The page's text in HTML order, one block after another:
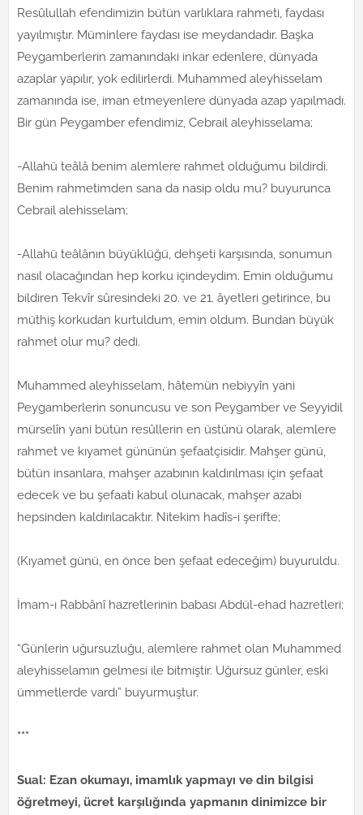
Resûlullah efendimizin bütün varlıklara rahmeti, faydası
yayılmıştır. Müminlere faydası ise meydandadır. Başka
Peygamberlerin zamanındaki inkar edenlere, dünyada
azaplar yapılır, yok edilirlerdi. Muhammed aleyhisselam
zamanında ise, iman etmeyenlere dünyada azap yapılmadı.
Bir gün Peygamber efendimiz, Cebrail aleyhisselama;
-Allahü teâlâ benim alemlere rahmet olduğumu bildirdi.
Benim rahmetimden sana da nasip oldu mu? buyurunca
Cebrail alehisselam;
-Allahü teâlânın büyüklüğü, dehşeti karşısında, sonumun
nasıl olacağından hep korku içindeydim. Emin olduğumu
bildiren Tekvîr sûresindeki 20. ve 21. âyetleri getirince, bu
müthiş korkudan kurtuldum, emin oldum. Bundan büyük
rahmet olur mu? dedi.
Muhammed aleyhisselam, hâtemün nebiyyîn yani
Peygamberlerin sonuncusu ve son Peygamber ve Seyyidil
mürselîn yani bütün resûllerin en üstünü olarak, alemlere
rahmet ve kıyamet gününün şefaatçisidir. Mahşer günü,
bütün insanlara, mahşer azabının kaldırılması için şefaat
edecek ve bu şefaati kabul olunacak, mahşer azabı
hepsinden kaldırılacaktır. Nitekim hadîs-i şerifte;
(Kıyamet günü, en önce ben şefaat edeceğim) buyuruldu.
İmam-ı Rabbânî hazretlerinin babası Abdül-ehad hazretleri;
“Günlerin uğursuzluğu, alemlere rahmet olan Muhammed
aleyhisselamın gelmesi ile bitmiştir. Uğursuz günler, eski
ümmetlerde vardı” buyurmuştur.
***
Sual: Ezan okumayı, imamlık yapmayı ve din bilgisi
öğretmeyi, ücret karşılığında yapmanın dinimizce bir